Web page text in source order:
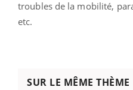
troubles de la mobilité,
etc.
SUR LE MÊME THÈME